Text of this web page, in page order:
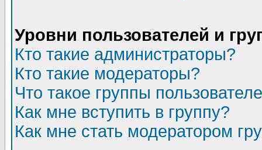
Уровни пользователей и
Кто такие администраторы?
Кто такие модераторы?
Что такое группы
Как мне вступить в группу?
Как мне стать модератором